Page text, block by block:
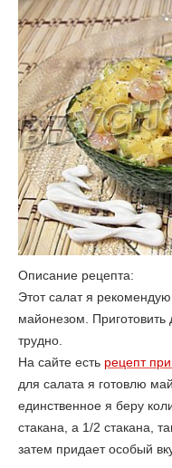
Описание рецепта:
Этот салат я
майонезом.
трудно.
На сайте есть рецепт
для салата я готовлю
единственное я беру
стакана, а 1/2 стакана,
затем придает особый